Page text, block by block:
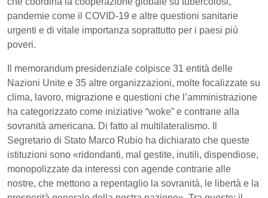
pandemie come il COVID-19 e altre questioni sanitarie
urgenti e di vitale importanza soprattutto per i paesi più
poveri.
Il memorandum presidenziale colpisce 31 entità delle
Nazioni Unite e 35 altre organizzazioni, molte focalizzate su
clima, lavoro, migrazione e questioni che l’amministrazione
ha categorizzato come iniziative “woke” e contrarie alla
sovranità americana. Di fatto al multilateralismo. Il
Segretario di Stato Marco Rubio ha dichiarato che queste
istituzioni sono «ridondanti, mal gestite, inutili, dispendiose,
monopolizzate da interessi con agende contrarie alle
nostre, che mettono a repentaglio la sovranità, le libertà e la